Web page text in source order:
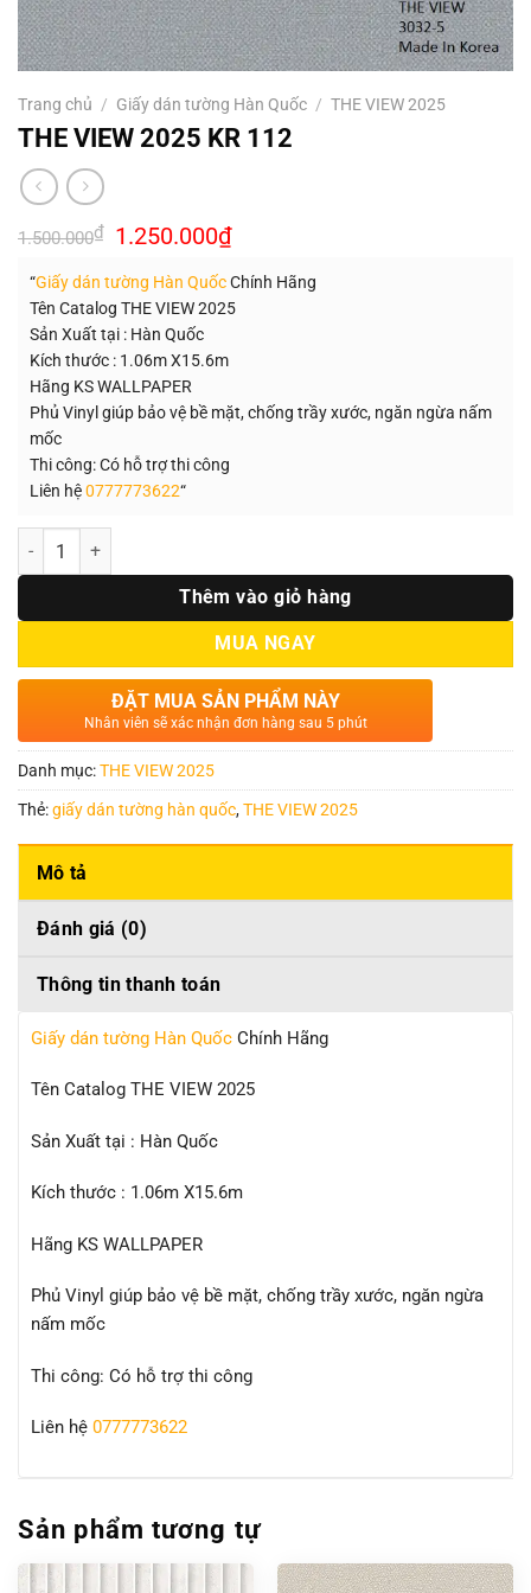
Trang chủ / Giấy dán tường Hàn Quốc / THE VIEW 2025
THE VIEW 2025 KR 112
1.500.000₫ Giá
gốc
1.500.000₫.
1.250.000₫Giá
hiện
là:
1.250.000₫.
“Giấy dán tường Hàn QuốcChính Hãng
Tên Catalog THE VIEW 2025
Sản Xuất tại : Hàn Quốc
Kích thước : 1.06m X15.6m
Hãng KS WALLPAPER
Phủ Vinyl giúp bảo vệ bề mặt, chống trầy xước, ngăn ngừa nấm
mốc
Thi công: Có hỗ trợ thi công
Liên hệ0777773622“
Số lượng
Thêm vào giỏ hàng
MUA NGAY
ĐẶT MUA SẢN PHẨM NÀY
Nhân viên sẽ xác nhận đơn hàng sau 5 phút
Danh mục:THE VIEW 2025
Thẻ:giấy dán tường hàn quốc,THE VIEW 2025
Mô tả
Đánh giá (0)
Thông tin thanh toán
Giấy dán tường Hàn Quốc Chính Hãng
Tên Catalog THE VIEW 2025
Sản Xuất tại : Hàn Quốc
Kích thước : 1.06m X15.6m
Hãng KS WALLPAPER
Phủ Vinyl giúp bảo vệ bề mặt, chống trầy xước, ngăn ngừa
nấm mốc
Thi công: Có hỗ trợ thi công
Liên hệ 0777773622
Sản phẩm tương tự